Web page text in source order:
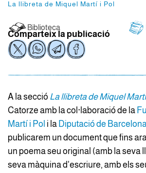
La llibreta de Miquel Martí i Pol
Biblioteca
Comparteix la publicació
A la secció La llibreta de Miquel
Catorze amb la col·laboració de la
Martí i Pol i la Diputació de
publicarem un document que fins
un poema seu original (amb la seva
seva màquina d'escriure, amb els